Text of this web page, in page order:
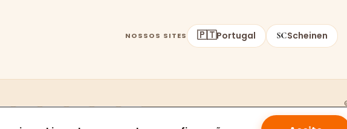
NOSSOS SITES 🇵🇹Portugal Scheinen